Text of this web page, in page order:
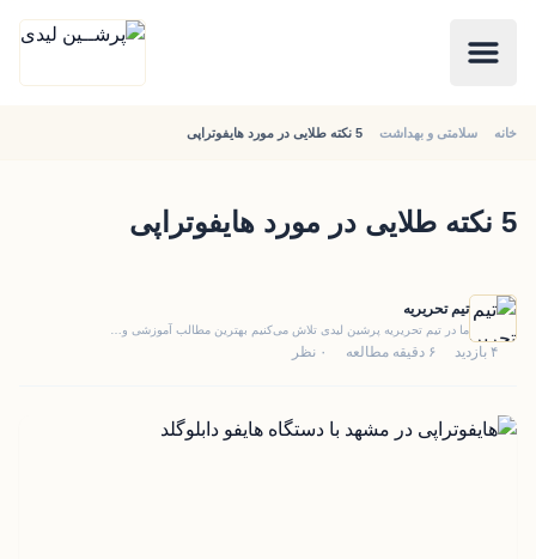
خانه سلامتی و بهداشت 5 نکته طلایی در مورد هایفوتراپی
5 نکته طلایی در مورد هایفوتراپی
تیم تحریریه
ما در تیم تحریریه پرشین لیدی تلاش می‌کنیم بهترین مطالب آموزشی و…
۴ بازدید ۶ دقیقه مطالعه ۰ نظر